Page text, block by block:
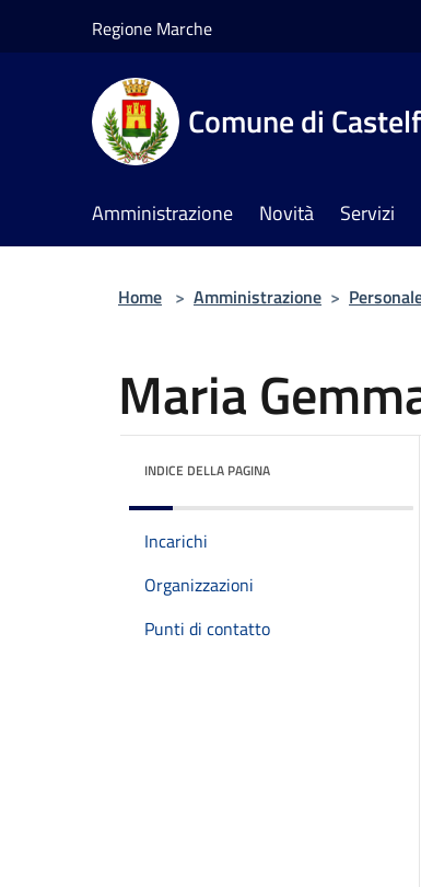
Regione Marche
Comune di
Amministrazione Novità Servizi
Home > Amministrazione >
Maria
INDICE DELLA PAGINA
Incarichi
Organizzazioni
Punti di contatto